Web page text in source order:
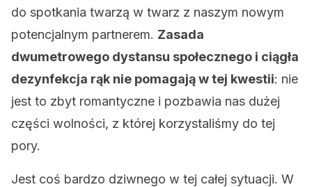
do spotkania twarzą w twarz z naszym nowym
potencjalnym partnerem. Zasada
dwumetrowego dystansu społecznego i ciągła
dezynfekcja rąk nie pomagają w tej kwestii: nie
jest to zbyt romantyczne i pozbawia nas dużej
części wolności, z której korzystaliśmy do tej
pory.
Jest coś bardzo dziwnego w tej całej sytuacji. W